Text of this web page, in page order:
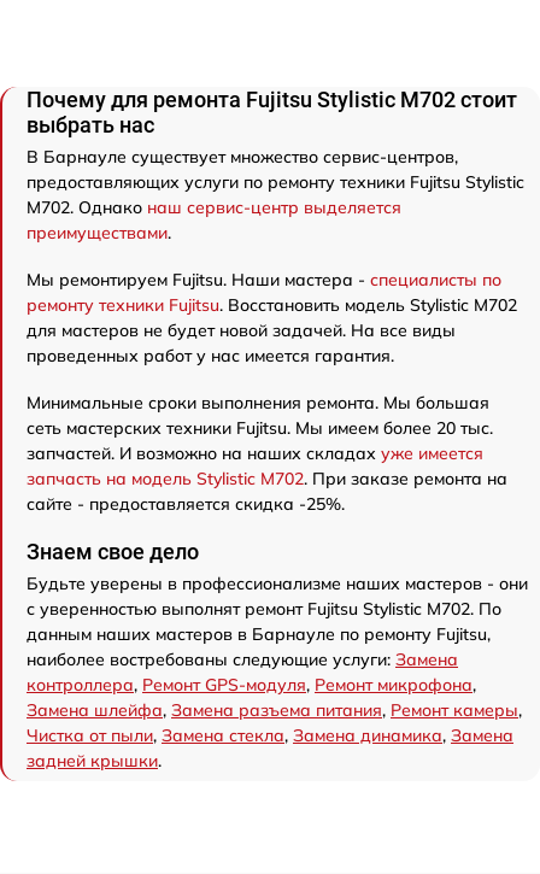
Почему для ремонта Fujitsu Stylistic M702 стоит
выбрать нас
В Барнауле существует множество сервис-центров,
предоставляющих услуги по ремонту техники Fujitsu Stylistic
M702. Однако наш сервис-центр выделяется
преимуществами.
Мы ремонтируем Fujitsu. Наши мастера - специалисты по
ремонту техники Fujitsu. Восстановить модель Stylistic M702
для мастеров не будет новой задачей. На все виды
проведенных работ у нас имеется гарантия.
Минимальные сроки выполнения ремонта. Мы большая
сеть мастерских техники Fujitsu. Мы имеем более 20 тыс.
запчастей. И возможно на наших складах уже имеется
запчасть на модель Stylistic M702. При заказе ремонта на
сайте - предоставляется скидка -25%.
Знаем свое дело
Будьте уверены в профессионализме наших мастеров - они
с уверенностью выполнят ремонт Fujitsu Stylistic M702. По
данным наших мастеров в Барнауле по ремонту Fujitsu,
наиболее востребованы следующие услуги: Замена
контроллера, Ремонт GPS-модуля, Ремонт микрофона,
Замена шлейфа, Замена разъема питания, Ремонт камеры,
Чистка от пыли, Замена стекла, Замена динамика, Замена
задней крышки.